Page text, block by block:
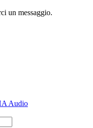
un messaggio.